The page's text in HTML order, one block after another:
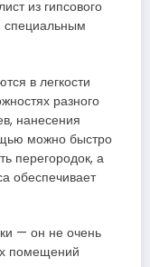
из гипсового
специальным
в легкости
разного
нанесения
можно быстро
перегородок, а
обеспечивает
— он не очень
помещений